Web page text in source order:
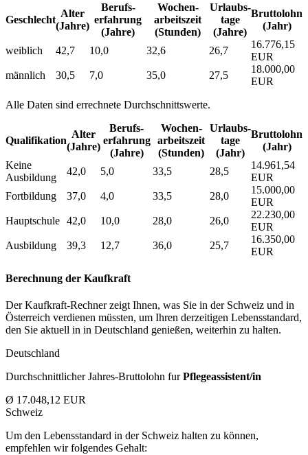
Geschlecht
Alter
(Jahre)
Berufs­
erfahrung
(Jahre)
Wochen­
arbeitszeit
(Stunden)
Urlaubs­
tage
(Jahre)
Bruttolohn
(Jahr)
weiblich 42,7 10,0 32,6 26,7
16.776,15
EUR
männlich
30,5 7,0 35,0 27,5
18.000,00
EUR
Alle Daten sind errechnete Durchschnittswerte.
Qualifikation
Alter
(Jahre)
Berufs­
erfahrung
(Jahre)
Wochen­
arbeitszeit
(Stunden)
Urlaubs­
tage
(Jahr)
Bruttolohn
(Jahr)
Keine
Ausbildung
42,0 5,0 33,5 28,5
14.961,54
EUR
Fortbildung
37,0 4,0 33,5 28,0
15.000,00
EUR
Hauptschule 42,0 10,0 28,0 26,0
22.230,00
EUR
Ausbildung
39,3 12,7 36,0 25,7
16.350,00
EUR
Berechnung der Kaufkraft
Der Kaufkraft-Rechner zeigt Ihnen, was Sie in der Schweiz und in
Österreich verdienen müssten, um Ihren derzeitigen Lebensstandard,
den Sie aktuell in in Deutschland genießen, weiterhin zu halten.
Deutschland
Durchschnittlicher Jahres-Bruttolohn furPflegeassistent/in
Ø 17.048,12 EUR
Schweiz
Um den Lebensstandard in der Schweiz halten zu können,
empfehlen wir folgendes Gehalt: